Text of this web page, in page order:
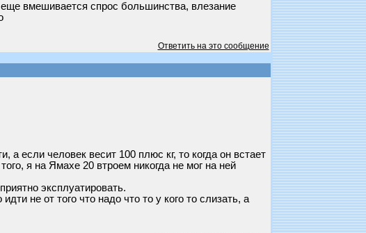
вмешивается спрос большинства, влезание
Ответить на это сообщение
если человек весит 100 плюс кг, то когда он встает
я на Ямахе 20 втроем никогда не мог на ней
эксплуатировать.
не от того что надо что то у кого то слизать, а